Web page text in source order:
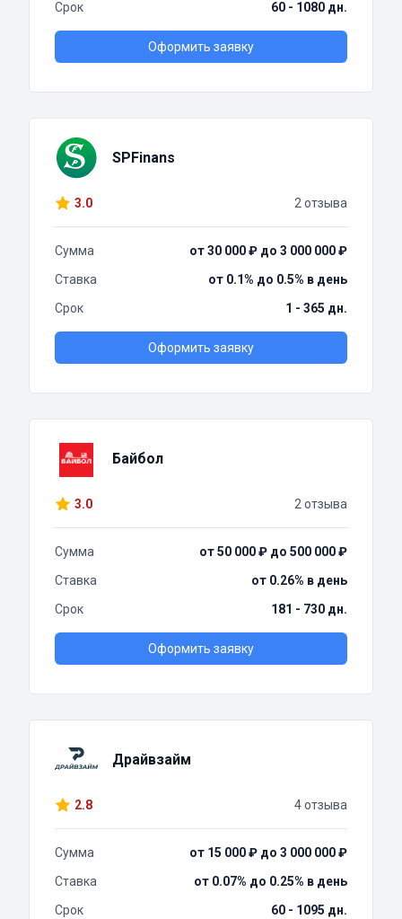
Срок 60 - 1080 дн.
Оформить заявку
SPFinans
3.0 2 отзыва
Сумма
от 30 000 ₽ до 3 000 000 ₽
Ставка
от 0.1% до 0.5% в день
Срок
1 - 365 дн.
Оформить заявку
Байбол
3.0 2 отзыва
Сумма
от 50 000 ₽ до 500 000 ₽
Ставка
от 0.26% в день
Срок
181 - 730 дн.
Оформить заявку
Драйвзайм
2.8 4 отзыва
Сумма
от 15 000 ₽ до 3 000 000 ₽
Ставка
от 0.07% до 0.25% в день
Срок
60 - 1095 дн.